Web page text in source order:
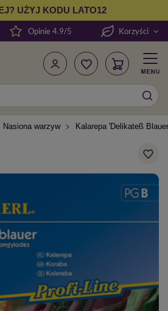
UŻYJ KODU LATO12
Opinie 4.9/5 Korzyści
Nasiona warzyw Kalarepa 'Delikateß